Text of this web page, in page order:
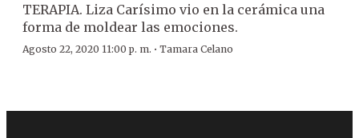
TERAPIA. Liza Carísimo vio en la cerámica una
forma de moldear las emociones.
Agosto 22, 2020 11:00 p. m. · Tamara Celano